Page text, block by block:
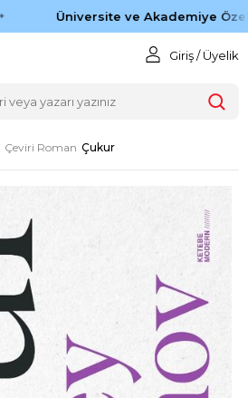
Üniversite ve Akademiye Özel
Giriş / Üyelik
Çeviri Roman Çukur